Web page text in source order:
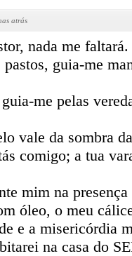
atrás
nada me faltará.
guia-me
me pelas
vale da sombra
comigo; a tua
mim na
óleo, o meu
e a misericórdia
na casa do